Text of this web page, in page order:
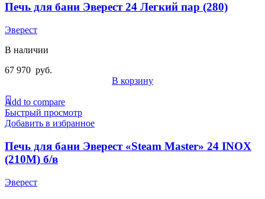
Печь для бани Эверест 24 Легкий пар (280)
Эверест
В наличии
67 970 руб.
В корзину
Add to compare
Быстрый просмотр
Добавить в избранное
Печь для бани Эверест «Steam Master» 24 INOX
(210М) б/в
Эверест